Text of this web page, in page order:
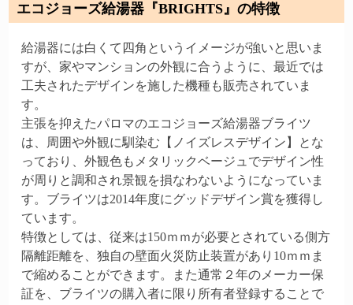
エコジョーズ給湯器『BRIGHTS』の特徴
給湯器には白くて四角というイメージが強いと思いま
すが、家やマンションの外観に合うように、最近では
工夫されたデザインを施した機種も販売されていま
す。
主張を抑えたパロマのエコジョーズ給湯器ブライツ
は、周囲や外観に馴染む【ノイズレスデザイン】とな
っており、外観色もメタリックベージュでデザイン性
が周りと調和され景観を損なわないようになっていま
す。ブライツは2014年度にグッドデザイン賞を獲得し
ています。
特徴としては、従来は150ｍｍが必要とされている側方
隔離距離を、独自の壁面火災防止装置があり10ｍｍま
で縮めることができます。また通常２年のメーカー保
証を、ブライツの購入者に限り所有者登録することで